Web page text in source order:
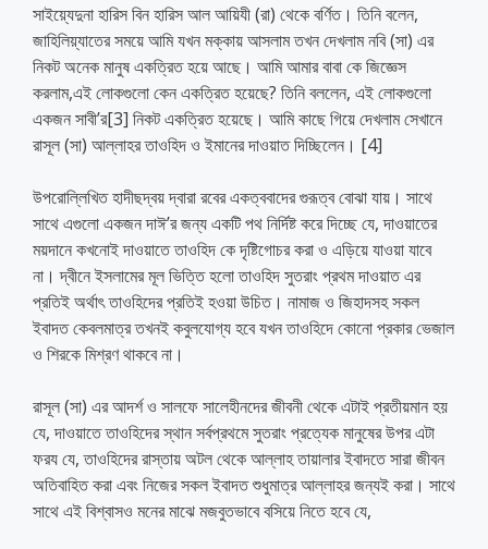
সাইয়্যেদুনা হারিস বিন হারিস আল আয়িযী (রা) থেকে বর্ণিত। তিনি বলেন,
জাহিলিয়্যাতের সময়ে আমি যখন মক্কায় আসলাম তখন দেখলাম নবি (সা) এর
নিকট অনেক মানুষ একত্রিত হয়ে আছে। আমি আমার বাবা কে জিজ্ঞেস
করলাম,এই লোকগুলো কেন একত্রিত হয়েছে? তিনি বললেন, এই লোকগুলো
একজন সাবী’র[3] নিকট একত্রিত হয়েছে। আমি কাছে গিয়ে দেখলাম সেখানে
রাসূল (সা) আল্লাহর তাওহিদ ও ইমানের দাওয়াত দিচ্ছিলেন। [4]
উপরোল্লিখিত হাদীছদ্বয় দ্বারা রবের একত্ববাদের গুরূত্ব বোঝা যায়। সাথে
সাথে এগুলো একজন দাঈ’র জন্য একটি পথ নির্দিষ্ট করে দিচ্ছে যে, দাওয়াতের
ময়দানে কখনোই দাওয়াতে তাওহিদ কে দৃষ্টিগোচর করা ও এড়িয়ে যাওয়া যাবে
না। দ্বীনে ইসলামের মূল ভিত্তি হলো তাওহিদ সুতরাং প্রথম দাওয়াত এর
প্রতিই অর্থাৎ তাওহিদের প্রতিই হওয়া উচিত। নামাজ ও জিহাদসহ সকল
ইবাদত কেবলমাত্র তখনই কবুলযোগ্য হবে যখন তাওহিদে কোনো প্রকার ভেজাল
ও শিরকে মিশ্রণ থাকবে না।
রাসূল (সা) এর আদর্শ ও সালফে সালেহীনদের জীবনী থেকে এটাই প্রতীয়মান হয়
যে, দাওয়াতে তাওহিদের স্থান সর্বপ্রথমে সুতরাং প্রত্যেক মানুষের উপর এটা
ফরয যে, তাওহিদের রাস্তায় অটল থেকে আল্লাহ তায়ালার ইবাদতে সারা জীবন
অতিবাহিত করা এবং নিজের সকল ইবাদত শুধুমাত্র আল্লাহর জন্যই করা। সাথে
সাথে এই বিশ্বাসও মনের মাঝে মজবুতভাবে বসিয়ে নিতে হবে যে,